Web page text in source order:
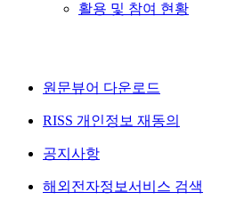
활용 및 참여 현황
원문뷰어 다운로드
RISS 개인정보 재동의
공지사항
해외전자정보서비스 검색